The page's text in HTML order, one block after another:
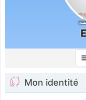
Mon identité